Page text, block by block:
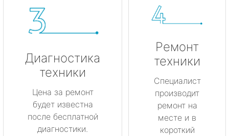
Диагностика
техники
Цена за ремонт
будет известна
после бесплатной
диагностики.
Ремонт
техники
Специалист
производит
ремонт на
месте и в
короткий